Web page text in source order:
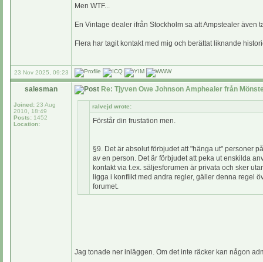
Men WTF...
En Vintage dealer ifrån Stockholm sa att Ampstealer
Flera har tagit kontakt med mig och berättat liknande
23 Nov 2025, 09:23
salesman
Joined: 23 Aug
2010, 18:49
Posts: 1452
Location:
Re: Tjyven Owe Johnson Amphealer från
ralvejd wrote:
Förstår din frustation men.
§9. Det är absolut förbjudet att "hänga ut" personer
av en person. Det är förbjudet att peka ut enskilda
kontakt via t.ex. säljesforumen är privata och sker
ligga i konflikt med andra regler, gäller denna regel
forumet.
Jag tonade ner inläggen. Om det inte räcker kan någon